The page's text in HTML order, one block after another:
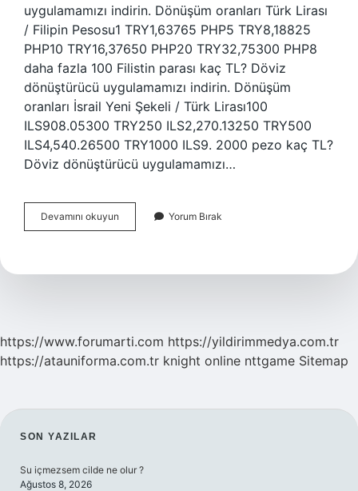
uygulamamızı indirin. Dönüşüm oranları Türk Lirası
/ Filipin Pesosu1 TRY1,63765 PHP5 TRY8,18825
PHP10 TRY16,37650 PHP20 TRY32,75300 PHP8
daha fazla 100 Filistin parası kaç TL? Döviz
dönüştürücü uygulamamızı indirin. Dönüşüm
oranları İsrail Yeni Şekeli / Türk Lirası100
ILS908.05300 TRY250 ILS2,270.13250 TRY500
ILS4,540.26500 TRY1000 ILS9. 2000 pezo kaç TL?
Döviz dönüştürücü uygulamamızı…
Devamını okuyun
Türk
Pezo
Yorum Bırak
https://www.forumarti.com https://yildirimmedya.com.tr
https://atauniforma.com.tr knight online nttgame Sitemap
SIDEBAR
SON YAZILAR
Su içmezsem cilde ne olur ?
Ağustos 8, 2026